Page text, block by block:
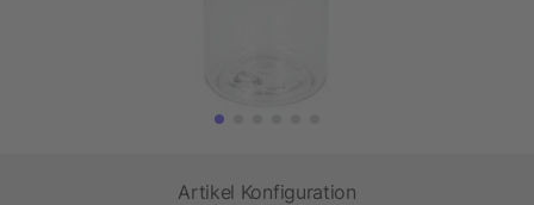
Artikel Konfiguration